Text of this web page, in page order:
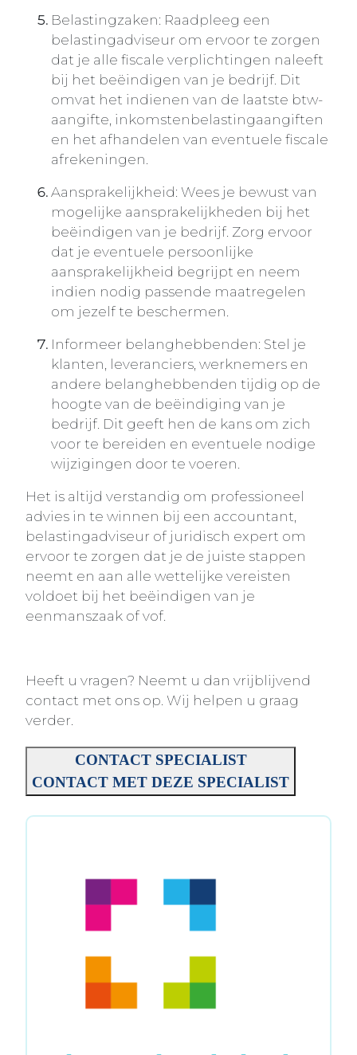
Belastingzaken: Raadpleeg een
belastingadviseur om ervoor te zorgen
dat je alle fiscale verplichtingen naleeft
bij het beëindigen van je bedrijf. Dit
omvat het indienen van de laatste btw-
aangifte, inkomstenbelastingaangiften
en het afhandelen van eventuele fiscale
afrekeningen.
Aansprakelijkheid: Wees je bewust van
mogelijke aansprakelijkheden bij het
beëindigen van je bedrijf. Zorg ervoor
dat je eventuele persoonlijke
aansprakelijkheid begrijpt en neem
indien nodig passende maatregelen
om jezelf te beschermen.
Informeer belanghebbenden: Stel je
klanten, leveranciers, werknemers en
andere belanghebbenden tijdig op de
hoogte van de beëindiging van je
bedrijf. Dit geeft hen de kans om zich
voor te bereiden en eventuele nodige
wijzigingen door te voeren.
Het is altijd verstandig om professioneel
advies in te winnen bij een accountant,
belastingadviseur of juridisch expert om
ervoor te zorgen dat je de juiste stappen
neemt en aan alle wettelijke vereisten
voldoet bij het beëindigen van je
eenmanszaak of vof.
Heeft u vragen? Neemt u dan vrijblijvend
contact met ons op. Wij helpen u graag
verder.
CONTACT SPECIALIST
CONTACT MET DEZE SPECIALIST